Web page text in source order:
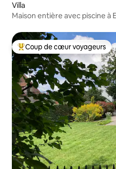
Villa
Maison entière avec piscine à
Coups de cœur voyageurs les
Coup de cœur voyageurs